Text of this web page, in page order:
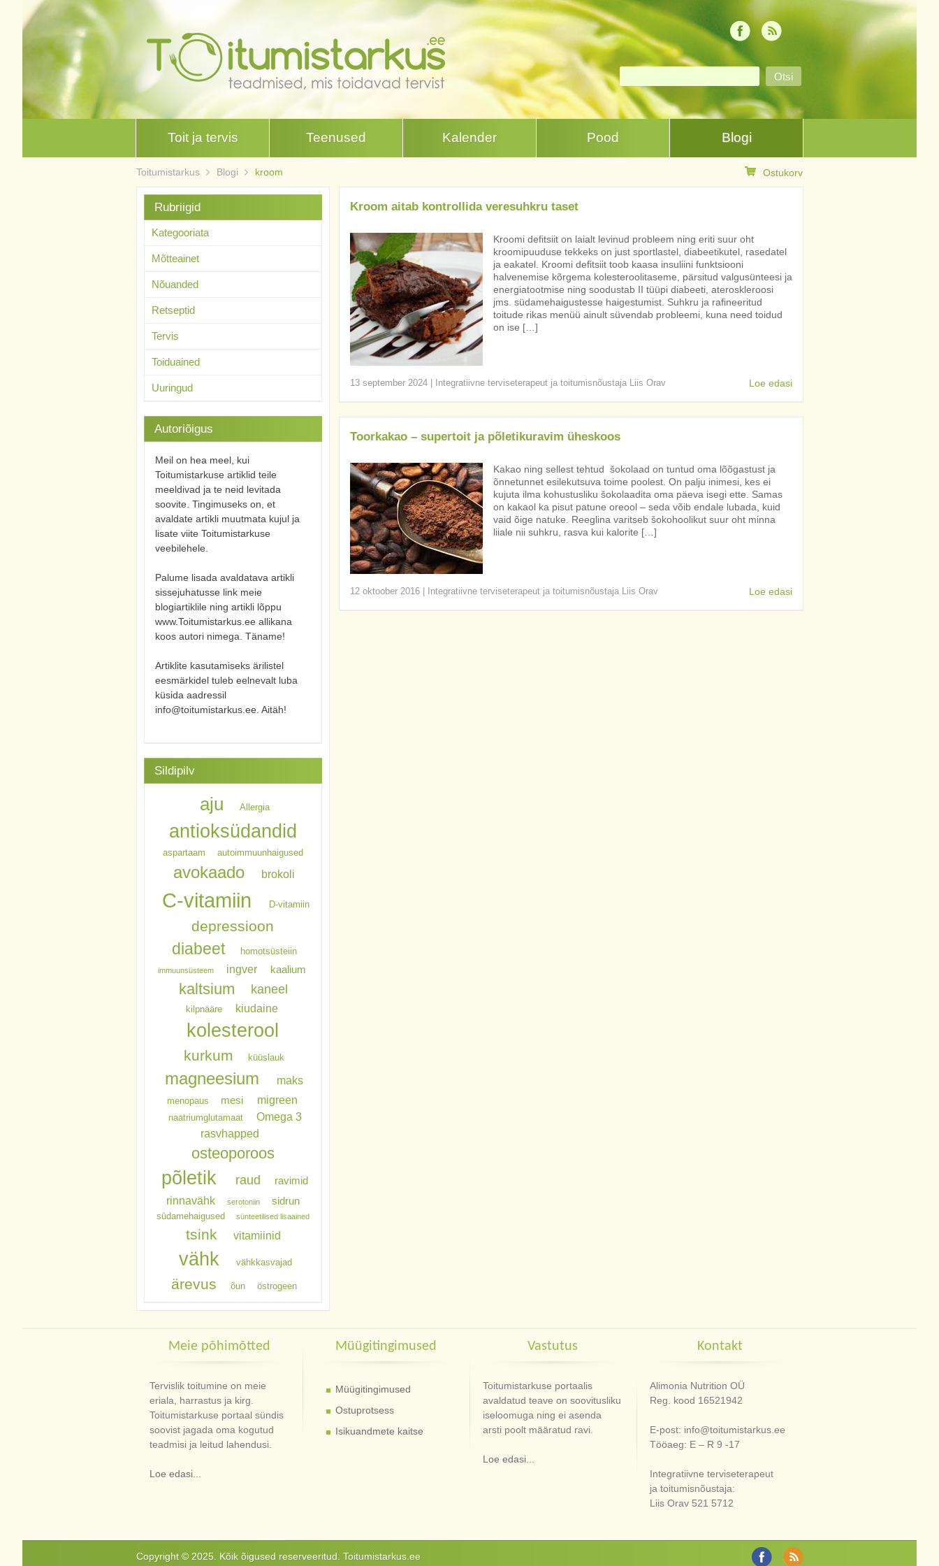
Toit ja tervis Teenused Kalender Pood Blogi
Toitumistarkus Blogi kroom Ostukorv
Kroom aitab kontrollida veresuhkru taset
Kroomi defitsiit on laialt levinud probleem ning eriti suur oht
kroomipuuduse tekkeks on just sportlastel, diabeetikutel, rasedatel
ja eakatel. Kroomi defitsiit toob kaasa insuliini funktsiooni
halvenemise kõrgema kolesteroolitaseme, pärsitud valgusünteesi ja
energiatootmise ning soodustab II tüüpi diabeeti, ateroskleroosi
jms. südamehaigustesse haigestumist. Suhkru ja rafineeritud
toitude rikas menüü ainult süvendab probleemi, kuna need toidud
on ise […]
13 september 2024| Integratiivne terviseterapeut ja toitumisnõustaja Liis Orav Loe edasi
Toorkakao – supertoit ja põletikuravim üheskoos
Kakao ning sellest tehtud šokolaad on tuntud oma lõõgastust ja
õnnetunnet esilekutsuva toime poolest. On palju inimesi, kes ei
kujuta ilma kohustusliku šokolaadita oma päeva isegi ette. Samas
on kakaol ka pisut patune oreool – seda võib endale lubada, kuid
vaid õige natuke. Reeglina varitseb šokohoolikut suur oht minna
liiale nii suhkru, rasva kui kalorite […]
12 oktoober 2016| Integratiivne terviseterapeut ja toitumisnõustaja Liis Orav Loe edasi
Rubriigid
Kategooriata
Mõtteainet
Nõuanded
Retseptid
Tervis
Toiduained
Uuringud
Autoriõigus
Meil on hea meel, kui
Toitumistarkuse artiklid teile
meeldivad ja te neid levitada
soovite. Tingimuseks on, et
avaldate artikli muutmata kujul ja
lisate viite Toitumistarkuse
veebilehele.
Palume lisada avaldatava artikli
sissejuhatusse link meie
blogiartiklile ning artikli lõppu
www.Toitumistarkus.ee allikana
koos autori nimega. Täname!
Artiklite kasutamiseks ärilistel
eesmärkidel tuleb eelnevalt luba
küsida aadressil
info@toitumistarkus.ee. Aitäh!
Sildipilv
aju Allergia
antioksüdandid
aspartaam autoimmuunhaigused
avokaado brokoli
C-vitamiin D-vitamiin
depressioon
diabeet homotsüsteiin
immuunsüsteem ingver kaalium
kaltsium kaneel
kilpnääre kiudaine
kolesterool
kurkum küüslauk
magneesium maks
menopaus mesi migreen
naatriumglutamaat
Omega 3
rasvhapped
osteoporoos
põletik raud ravimid
rinnavähk serotoniin sidrun
südamehaigused sünteetilised lisaained
tsink vitamiinid
vähk vähkkasvajad
ärevus õun östrogeen
Meie põhimõtted
Tervislik toitumine on meie
eriala, harrastus ja kirg.
Toitumistarkuse portaal sündis
soovist jagada oma kogutud
teadmisi ja leitud lahendusi.
Loe edasi...
Müügitingimused
Müügitingimused
Ostuprotsess
Isikuandmete kaitse
Vastutus
Toitumistarkuse portaalis
avaldatud teave on soovitusliku
iseloomuga ning ei asenda
arsti poolt määratud ravi.
Loe edasi...
Kontakt
Alimonia Nutrition OÜ
Reg. kood 16521942
E-post: info@toitumistarkus.ee
Tööaeg: E – R 9 -17
Integratiivne terviseterapeut
ja toitumisnõustaja:
Liis Orav 521 5712
Copyright © 2025. Kõik õigused reserveeritud. Toitumistarkus.ee